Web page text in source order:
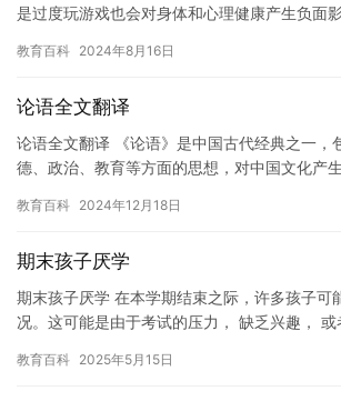
是过度玩游戏也会对身体和心理健康产生负面
绩，身…
教育百科 2024年8月16日
论语全文翻译
论语全文翻译 《论语》是中国古代经典之一，
德、政治、教育等方面的思想，对中国文化产
子…
教育百科 2024年12月18日
期末孩子厌学
期末孩子厌学 在本学期结束之际，许多孩子可
况。这可能是由于考试的压力， 缺乏兴趣，
教育百科 2025年5月15日